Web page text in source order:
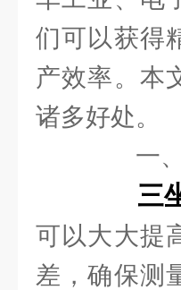
们可以获得
产效率。本
诸多好处。
一、
三
可以大大提
差，确保测